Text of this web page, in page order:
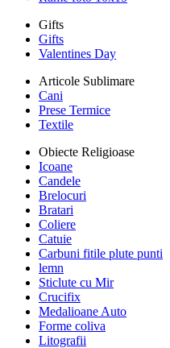
Gifts
Gifts
Valentines Day
Articole Sublimare
Cani
Prese Termice
Textile
Obiecte Religioase
Icoane
Candele
Brelocuri
Bratari
Coliere
Catuie
Carbuni fitile plute punti
lemn
Sticlute cu Mir
Crucifix
Medalioane Auto
Forme coliva
Litografii